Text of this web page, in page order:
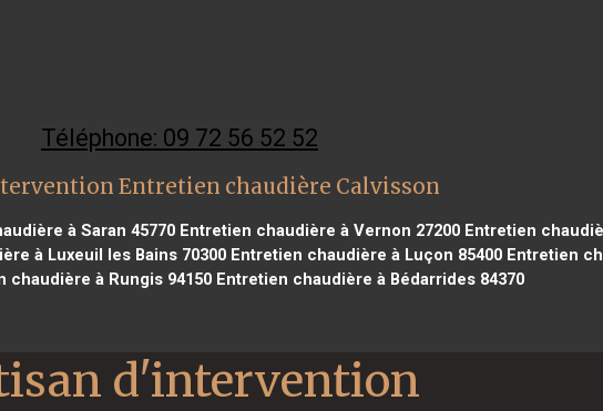
Téléphone: 09 72 56 52 52
Entretien chaudière Calvisson
à Saran 45770Entretien chaudière à Vernon 27200Entretien
à Luxeuil les Bains 70300Entretien chaudière à Luçon 85400Entretien
chaudière à Rungis 94150Entretien chaudière à Bédarrides 84370
d'intervention